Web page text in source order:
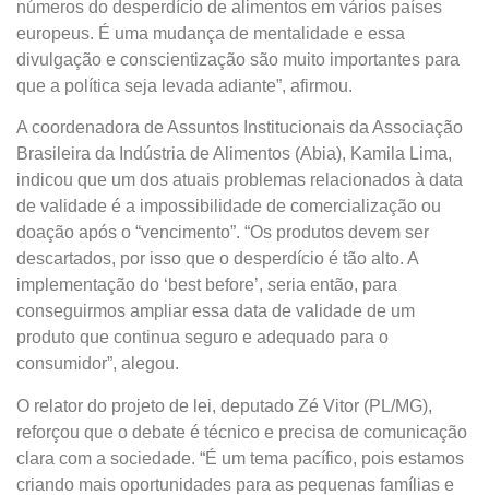
números do desperdício de alimentos em vários países
europeus. É uma mudança de mentalidade e essa
divulgação e conscientização são muito importantes para
que a política seja levada adiante”, afirmou.
A coordenadora de Assuntos Institucionais da Associação
Brasileira da Indústria de Alimentos (Abia), Kamila Lima,
indicou que um dos atuais problemas relacionados à data
de validade é a impossibilidade de comercialização ou
doação após o “vencimento”. “Os produtos devem ser
descartados, por isso que o desperdício é tão alto. A
implementação do ‘best before’, seria então, para
conseguirmos ampliar essa data de validade de um
produto que continua seguro e adequado para o
consumidor”, alegou.
O relator do projeto de lei, deputado Zé Vitor (PL/MG),
reforçou que o debate é técnico e precisa de comunicação
clara com a sociedade. “É um tema pacífico, pois estamos
criando mais oportunidades para as pequenas famílias e